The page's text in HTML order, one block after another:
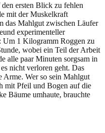
ersten Blick zu fehlen
mit der Muskelkraft
das Mahlgut zwischen Läufer
experimenteller
Um 1 Kilogramm Roggen zu
wobei ein Teil der Arbeit
alle paar Minuten sorgsam in
nicht verloren geht. Das
Arme. Wer so sein Mahlgut
mit Pfeil und Bogen auf die
Bäume umhaute, brauchte